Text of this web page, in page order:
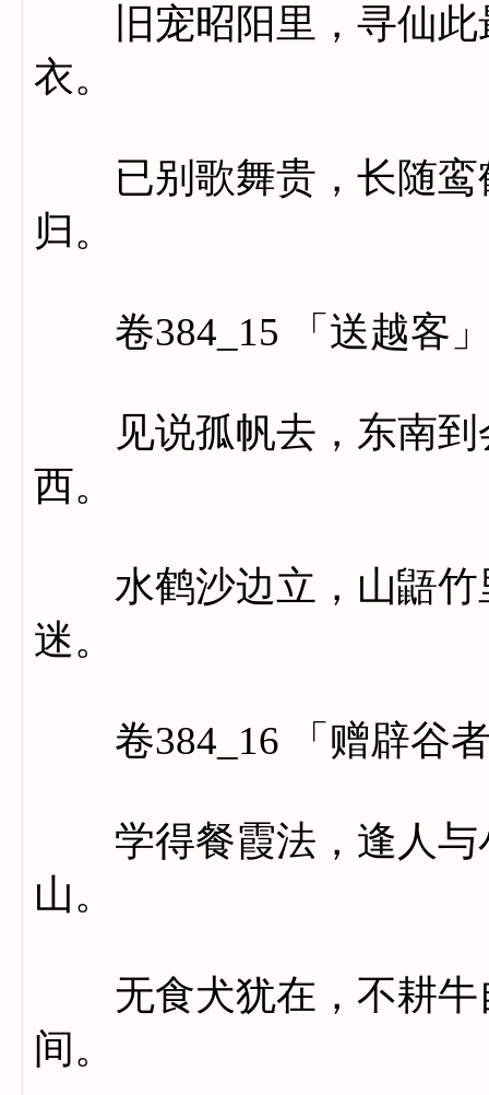
旧宠昭阳里，寻仙此
衣。
已别歌舞贵，长随鸾
归。
卷384_15 「送越客
见说孤帆去，东南到
西。
水鹤沙边立，山鼯竹
迷。
卷384_16 「赠辟谷
学得餐霞法，逢人与
山。
无食犬犹在，不耕牛
间。